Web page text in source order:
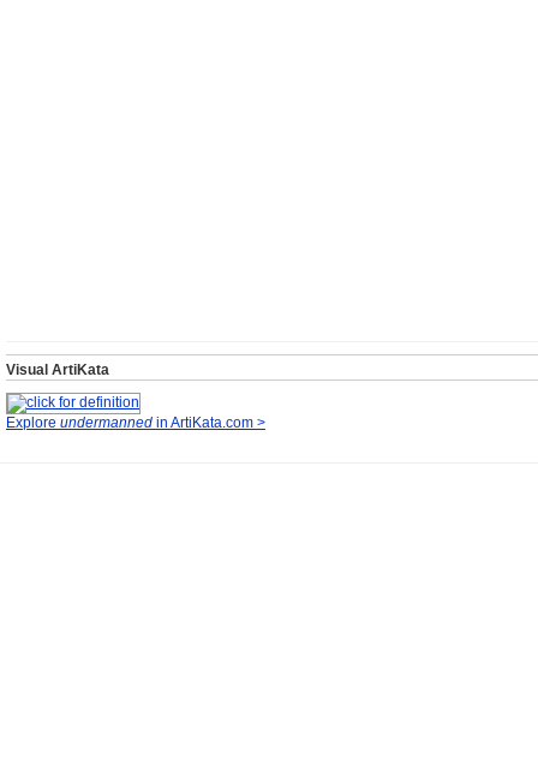
Visual ArtiKata
Explore undermanned in ArtiKata.com >